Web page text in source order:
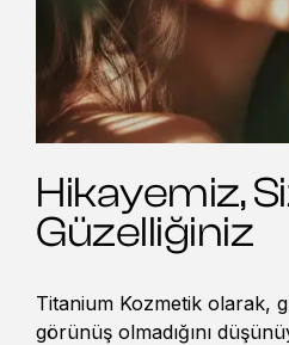
Hikayemiz,
Güzelliğiniz
Titanium Kozmetik olarak,
görünüş olmadığını